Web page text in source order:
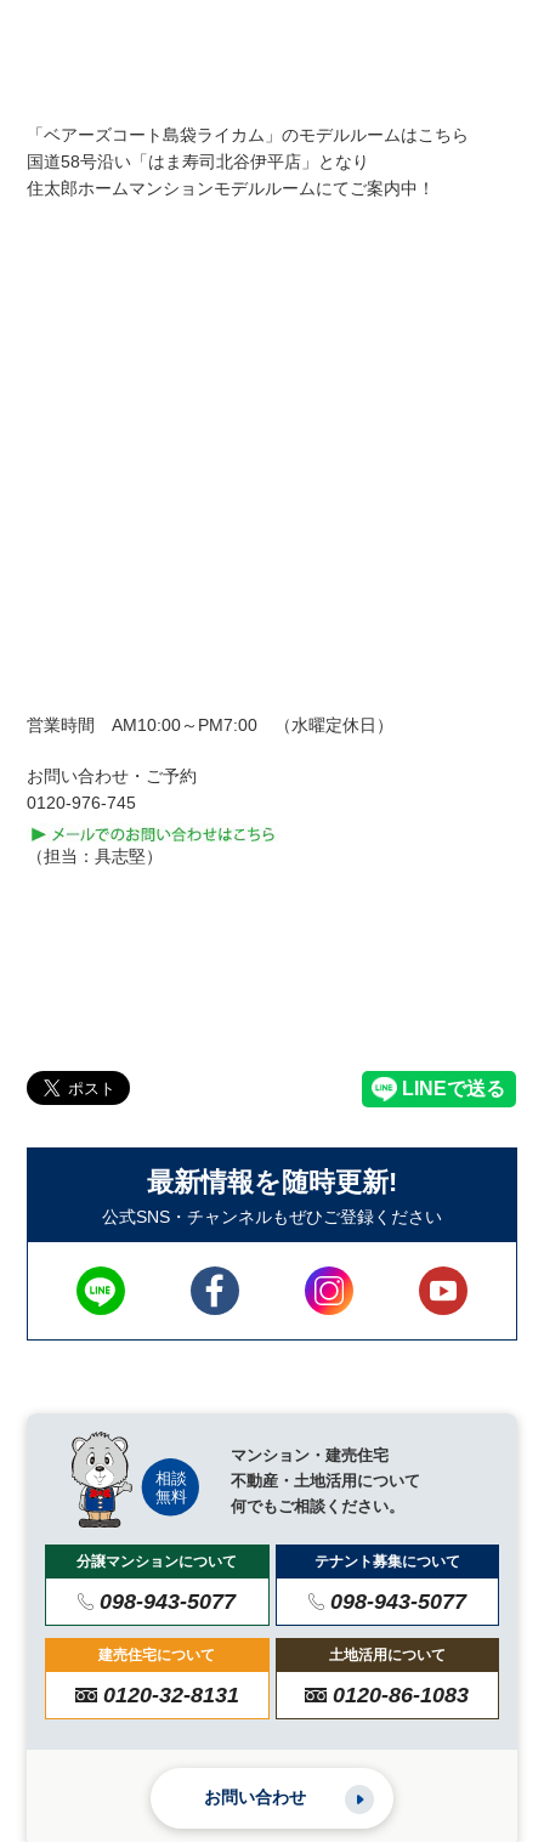
「ベアーズコート島袋ライカム」のモデルルームはこちら
国道58号沿い「はま寿司北谷伊平店」となり
住太郎ホームマンションモデルルームにてご案内中！
営業時間 AM10:00～PM7:00 （水曜定休日）
お問い合わせ・ご予約
0120-976-745
（担当：具志堅）
最新情報を随時更新!
公式SNS・チャンネルもぜひご登録ください
マンション・建売住宅
不動産・土地活用について
何でもご相談ください。
分譲マンションについて
098-943-5077
テナント募集について
098-943-5077
建売住宅について
0120-32-8131
土地活用について
0120-86-1083
お問い合わせ